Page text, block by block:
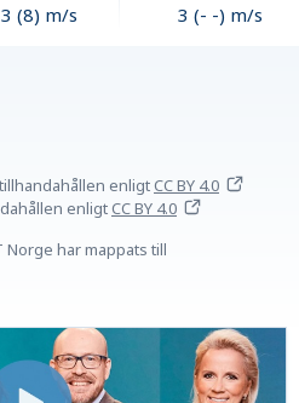
3 (8) m/s
3 (- -) m/s
enligtCC BY 4.0
enligtCC BY 4.0
Norge har mappats till